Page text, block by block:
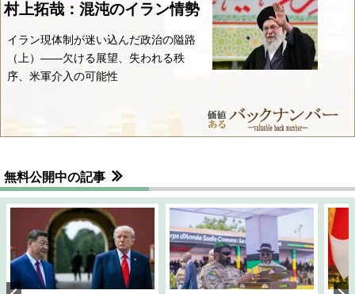
村上拓哉：混沌のイラン情勢
イラン現体制が迷い込んだ政治の隘路
（上）――欠ける展望、失われる秩
序、米軍介入の可能性
無料公開中の記事